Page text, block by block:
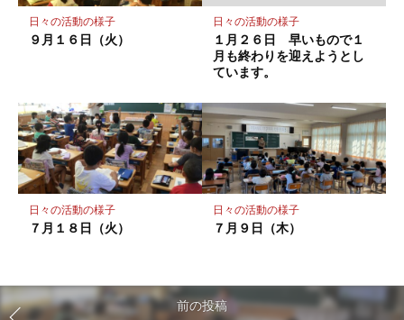
日々の活動の様子
９月１６日（火）
日々の活動の様子
１月２６日 早いもので１
月も終わりを迎えようとし
ています。
日々の活動の様子
７月１８日（火）
日々の活動の様子
７月９日（木）
前の投稿